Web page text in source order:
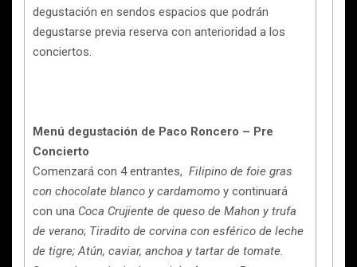
degustación en sendos espacios que podrán
degustarse previa reserva con anterioridad a los
conciertos.
Menú degustación de Paco Roncero – Pre
Concierto
Comenzará con 4 entrantes, Filipino de foie gras
con chocolate blanco y cardamomo y continuará
con una Coca Crujiente de queso de Mahon y trufa
de verano; Tiradito de corvina con esférico de leche
de tigre; Atún, caviar, anchoa y tartar de tomate.